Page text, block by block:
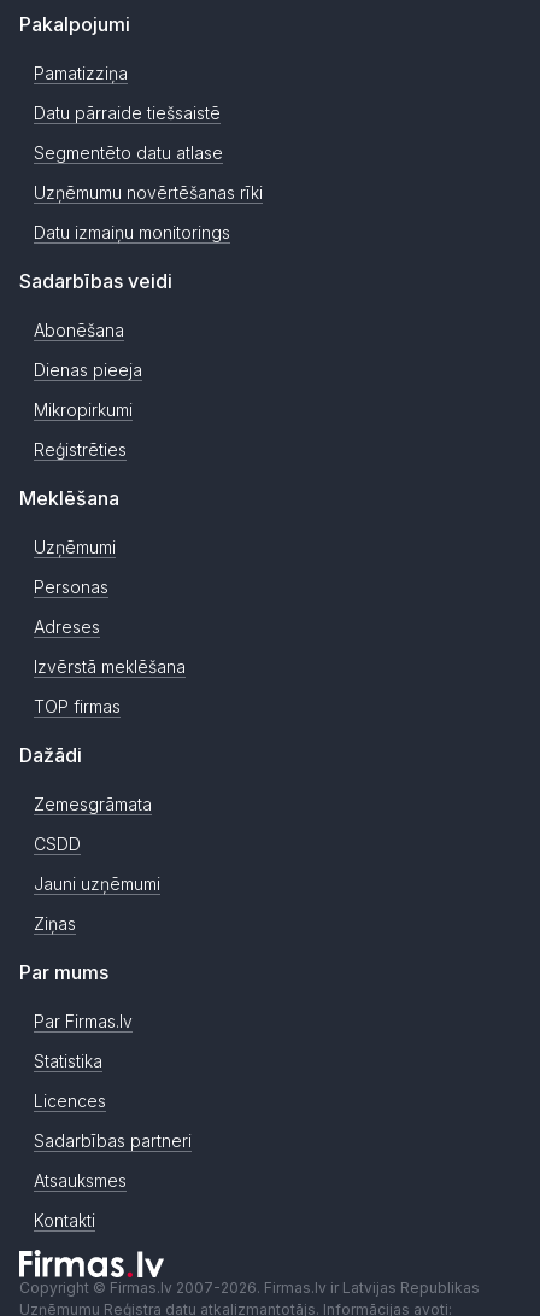
Pakalpojumi
Pamatizziņa
Datu pārraide tiešsaistē
Segmentēto datu atlase
Uzņēmumu novērtēšanas rīki
Datu izmaiņu monitorings
Sadarbības veidi
Abonēšana
Dienas pieeja
Mikropirkumi
Reģistrēties
Meklēšana
Uzņēmumi
Personas
Adreses
Izvērstā meklēšana
TOP firmas
Dažādi
Zemesgrāmata
CSDD
Jauni uzņēmumi
Ziņas
Par mums
Par Firmas.lv
Statistika
Licences
Sadarbības partneri
Atsauksmes
Kontakti
Copyright © Firmas.lv 2007-2026. Firmas.lv ir Latvijas Republikas
Uzņēmumu Reģistra datu atkalizmantotājs. Informācijas avoti: